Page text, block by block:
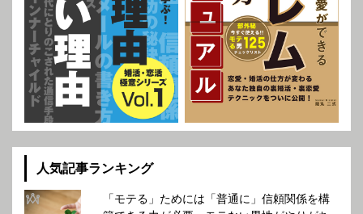
人気記事ランキング
「モテる」ためには「普通に」信頼関係を構